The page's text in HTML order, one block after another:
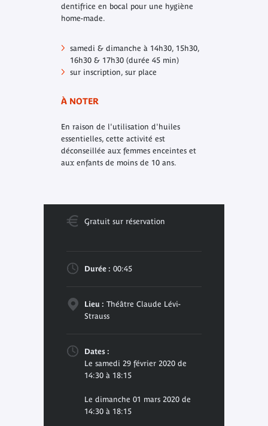
dentifrice en bocal pour une hygiène
home-made.
samedi & dimanche à 14h30, 15h30,
16h30 & 17h30 (durée 45 min)
sur inscription, sur place
À NOTER
En raison de l'utilisation d'huiles
essentielles, cette activité est
déconseillée aux femmes enceintes et
aux enfants de moins de 10 ans.
Gratuit sur réservation
Durée : 00:45
Lieu : Théâtre Claude Lévi-
Strauss
Dates :
Le samedi 29 février 2020 de
14:30 à 18:15
Le dimanche 01 mars 2020 de
14:30 à 18:15